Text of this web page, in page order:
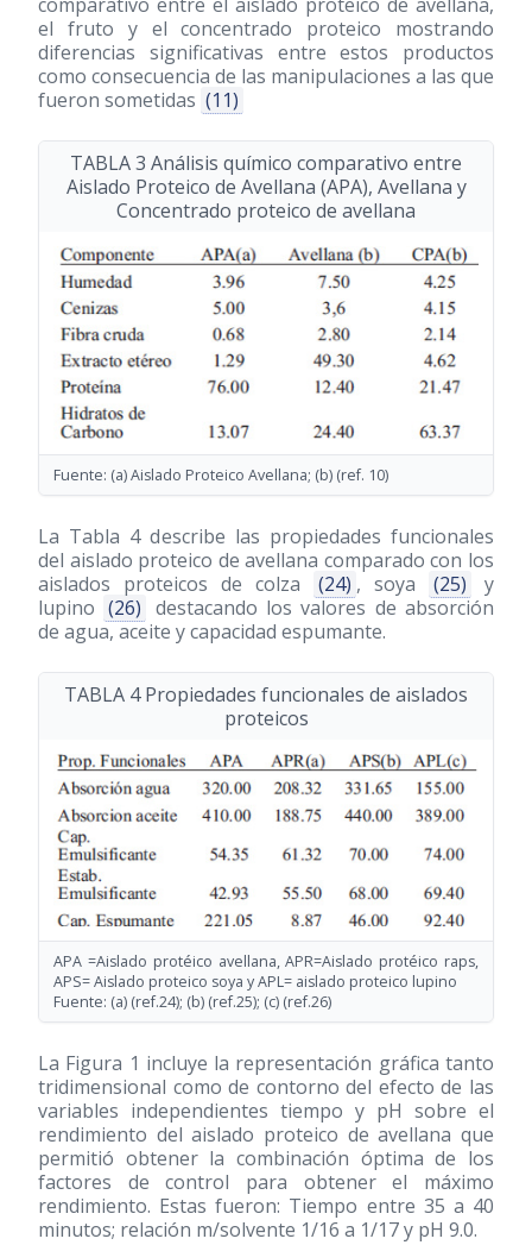
el fruto y el concentrado proteico mostrando
diferencias significativas entre estos productos
como consecuencia de las manipulaciones a las que
fueron sometidas (11)
TABLA 3 Análisis químico comparativo entre
Aislado Proteico de Avellana (APA), Avellana y
Concentrado proteico de avellana
Fuente: (a) Aislado Proteico Avellana; (b) (ref. 10)
La Tabla 4 describe las propiedades funcionales
del aislado proteico de avellana comparado con los
aislados proteicos de colza
(24) , soya (25)
y
lupino (26) destacando los valores de absorción
de agua, aceite y capacidad espumante.
TABLA 4 Propiedades funcionales de aislados
proteicos
APA =Aislado protéico avellana, APR=Aislado protéico raps,
APS= Aislado proteico soya y APL= aislado proteico lupino
Fuente: (a) (ref.24); (b) (ref.25); (c) (ref.26)
La Figura 1 incluye la representación gráfica tanto
tridimensional como de contorno del efecto de las
variables independientes tiempo y pH sobre el
rendimiento del aislado proteico de avellana que
permitió obtener la combinación óptima de los
factores de control para obtener el máximo
rendimiento. Estas fueron: Tiempo entre 35 a 40
minutos; relación m/solvente 1/16 a 1/17 y pH 9.0.